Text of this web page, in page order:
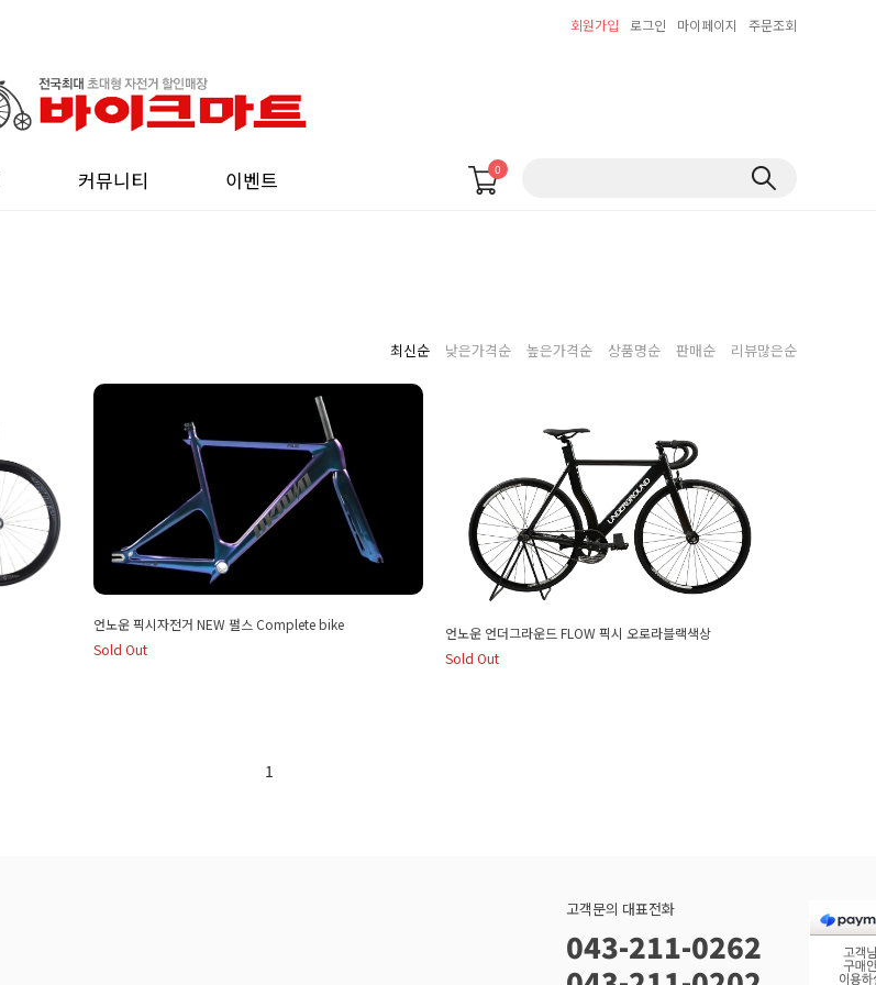
회원가입 로그인 마이페이지 주문조회
커뮤니티 이벤트 0
최신순 낮은가격순 높은가격순 상품명순 판매순 리뷰많은순
언노운 픽시자전거 NEW 펄스 Complete bike
Sold Out
언노운 언더그라운드 FLOW 픽시 오로라블랙색상
Sold Out
1
고객문의 대표전화
043-211-0262